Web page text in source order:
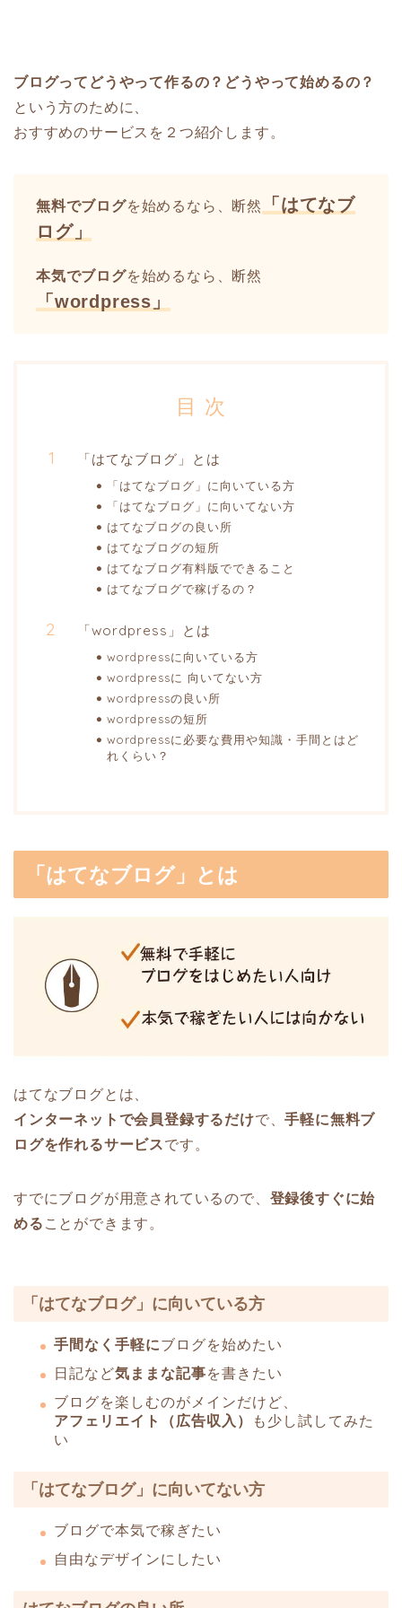
ブログってどうやって作るの？どうやって始めるの？
という方のために、
おすすめのサービスを２つ紹介します。
無料でブログを始めるなら、断然
「はてなブ
ログ」
本気でブログを始めるなら、断然
「wordpress」
目 次
「はてなブログ」とは
「はてなブログ」に向いている方
「はてなブログ」に向いてない方
はてなブログの良い所
はてなブログの短所
はてなブログ有料版でできること
はてなブログで稼げるの？
「wordpress」とは
wordpressに向いている方
wordpressに 向いてない方
wordpressの良い所
wordpressの短所
wordpressに必要な費用や知識・手間とはど
れくらい？
「はてなブログ」とは
はてなブログとは、
インターネットで会員登録するだけで、手軽に無料ブ
ログを作れるサービスです。
すでにブログが用意されているので、 登録後すぐに始
める ことができます。
「はてなブログ」に向いている方
手間なく手軽にブログを始めたい
日記など気ままな記事を書きたい
ブログを楽しむのがメインだけど、
アフェリエイト（広告収入）
も少し試してみた
い
「はてなブログ」に向いてない方
ブログで本気で稼ぎたい
自由なデザインにしたい